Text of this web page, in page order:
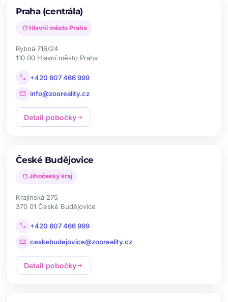
Praha (centrála)
location_on Hlavní město Praha
Rybná 716/24
110 00 Hlavní město Praha
call +420 607 466 999
mail info@zooreality.cz
Detail pobočkyarrow_forward
České Budějovice
location_on Jihočeský kraj
Krajinská 275
370 01 České Budějovice
call +420 607 466 999
mail ceskebudejovice@zooreality.cz
Detail pobočkyarrow_forward